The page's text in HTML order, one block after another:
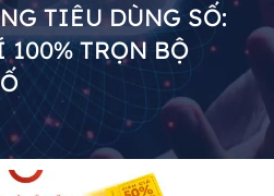
TIÊU DÙNG SỐ:
TRỌN BỘ